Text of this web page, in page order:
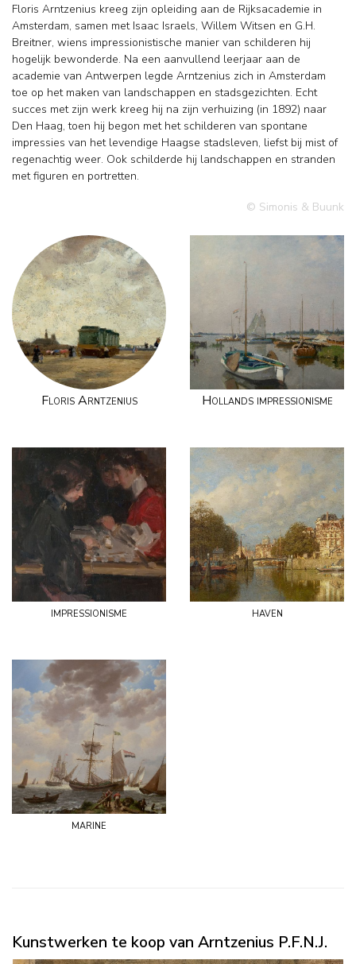
Floris Arntzenius kreeg zijn opleiding aan de Rijksacademie in
Amsterdam, samen met Isaac Israels, Willem Witsen en G.H.
Breitner, wiens impressionistische manier van schilderen hij
hogelijk bewonderde. Na een aanvullend leerjaar aan de
academie van Antwerpen legde Arntzenius zich in Amsterdam
toe op het maken van landschappen en stadsgezichten. Echt
succes met zijn werk kreeg hij na zijn verhuizing (in 1892) naar
Den Haag, toen hij begon met het schilderen van spontane
impressies van het levendige Haagse stadsleven, liefst bij mist of
regenachtig weer. Ook schilderde hij landschappen en stranden
met figuren en portretten.
© Simonis & Buunk
Floris Arntzenius Hollands impressionisme
impressionisme haven
marine
Kunstwerken te koop van Arntzenius P.F.N.J.